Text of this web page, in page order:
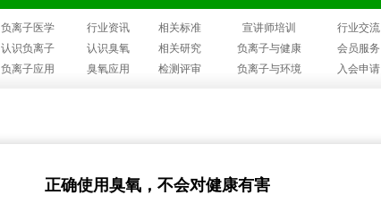
负离子医学 行业资讯 相关标准 宣讲师培训 行业交流
认识负离子 认识臭氧 相关研究 负离子与健康 会员服务
负离子应用 臭氧应用 检测评审 负离子与环境 入会申请
正确使用臭氧，不会对健康有害